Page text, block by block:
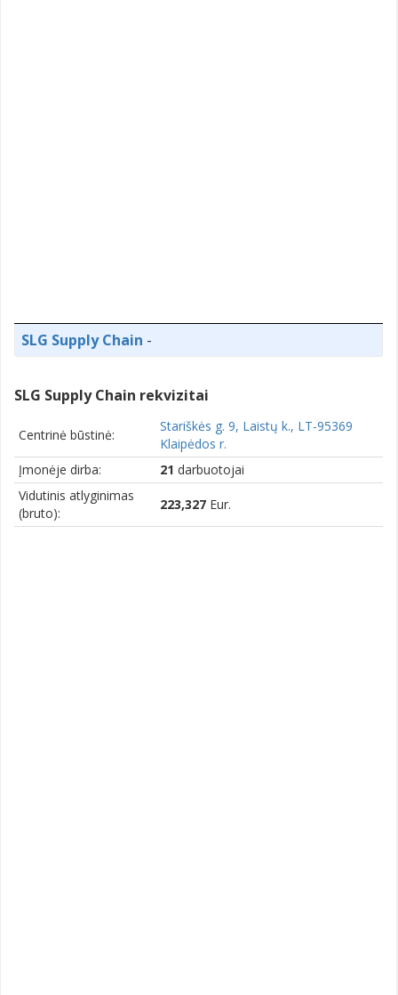
SLG Supply Chain -
SLG Supply Chain rekvizitai
Centrinė būstinė:
Stariškės g. 9, Laistų k., LT-95369
Klaipėdos r.
Įmonėje dirba:
21 darbuotojai
Vidutinis atlyginimas
(bruto):
223,327 Eur.